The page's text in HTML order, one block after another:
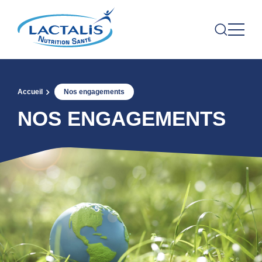
Accueil Nos engagements
NOS ENGAGEMENTS